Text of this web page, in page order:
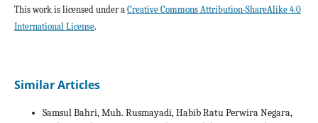
This work is licensed under a Creative Commons Attribution-ShareAlike 4.0
International License.
Similar Articles
Samsul Bahri, Muh. Rusmayadi, Habib Ratu Perwira Negara,